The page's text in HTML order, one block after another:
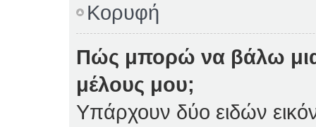
Κορυφή
Πώς μπορώ να βάλω
μέλους μου;
Υπάρχουν δύο ειδών